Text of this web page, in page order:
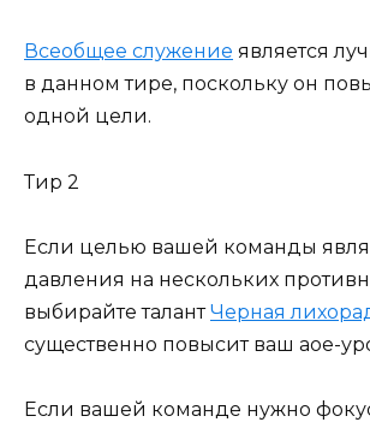
Всеобщее служение является
в данном тире, поскольку он
одной цели.
Тир 2
Если целью вашей команды
давления на нескольких
выбирайте талантЧерная
существенно повысит ваш аое-
Если вашей команде нужно